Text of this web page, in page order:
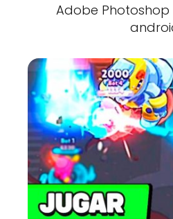
Adobe Photoshop